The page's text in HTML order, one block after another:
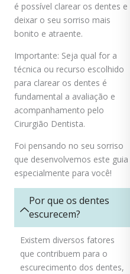
é possível clarear os dentes e
deixar o seu sorriso mais
bonito e atraente.
Importante: Seja qual for a
técnica ou recurso escolhido
para clarear os dentes é
fundamental a avaliação e
acompanhamento pelo
Cirurgião Dentista.
Foi pensando no seu sorriso
que desenvolvemos este guia
especialmente para você!
Por que os dentes
escurecem?
Existem diversos fatores
que contribuem para o
escurecimento dos dentes,